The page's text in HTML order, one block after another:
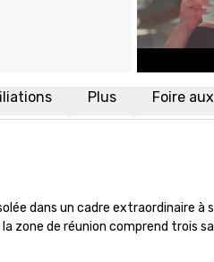
Plus Foire
dans un cadre extraordinaire
de réunion comprend trois